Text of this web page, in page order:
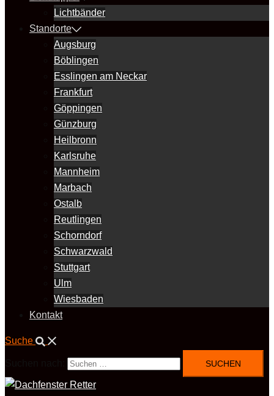
Lichtbänder
Standorte
Augsburg
Böblingen
Esslingen am Neckar
Frankfurt
Göppingen
Günzburg
Heilbronn
Karlsruhe
Mannheim
Marbach
Ostalb
Reutlingen
Schorndorf
Schwarzwald
Stuttgart
Ulm
Wiesbaden
Kontakt
Suche